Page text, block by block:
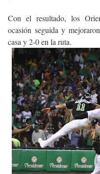
Con el resultado, los
ocasión seguida y
casa y 2-0 en la ruta.